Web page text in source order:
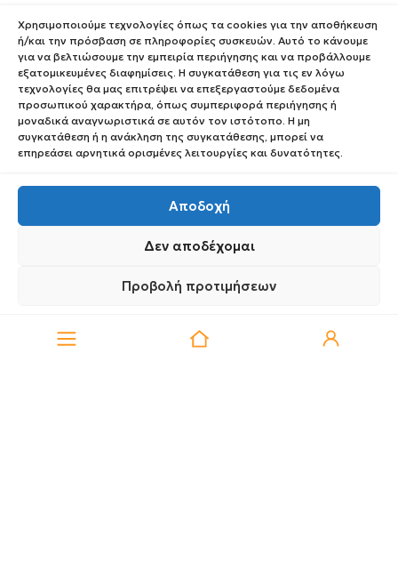
Χρησιμοποιούμε τεχνολογίες όπως τα cookies για την αποθήκευση
ή/και την πρόσβαση σε πληροφορίες συσκευών. Αυτό το κάνουμε
για να βελτιώσουμε την εμπειρία περιήγησης και να προβάλλουμε
εξατομικευμένες διαφημίσεις. Η συγκατάθεση για τις εν λόγω
τεχνολογίες θα μας επιτρέψει να επεξεργαστούμε δεδομένα
προσωπικού χαρακτήρα, όπως συμπεριφορά περιήγησης ή
μοναδικά αναγνωριστικά σε αυτόν τον ιστότοπο. Η μη
συγκατάθεση ή η ανάκληση της συγκατάθεσης, μπορεί να
επηρεάσει αρνητικά ορισμένες λειτουργίες και δυνατότητες.
Αποδοχή
Δεν αποδέχομαι
Προβολή προτιμήσεων
2310 414 946
Δευτέρα 8:00 – 21:00
Τρίτη 8:00 – 21:00
Τετάρτη 8:00 – 21:00
Πέμπτη 8:00 – 21:00
Παρασκευή 8:00 – 21:00
Σάββατο 9:00 – 15:30